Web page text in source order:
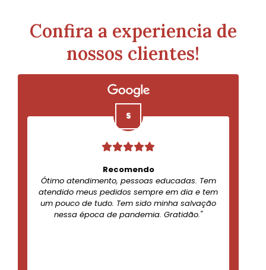
Confira a experiencia de
nossos clientes!
Recomendo
Ótimo atendimento, pessoas educadas. Tem
atendido meus pedidos sempre em dia e tem
um pouco de tudo. Tem sido minha salvação
nessa época de pandemia. Gratidão."